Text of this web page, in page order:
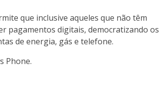
que inclusive aqueles que não têm
pagamentos digitais, democratizando os
de energia, gás e telefone.
Phone.